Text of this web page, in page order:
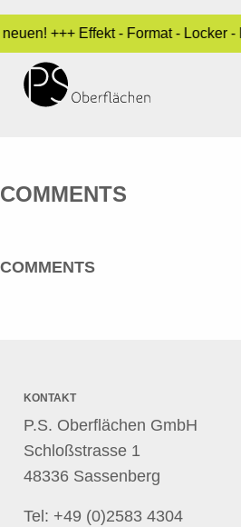
+++ Effekt - Format -
PARAGON AG
admin•20. Mai 2016
COMMENTS
COMMENTS
KONTAKT
P.S. Oberflächen GmbH
Schloßstrasse 1
48336 Sassenberg
Tel: +49 (0)2583 4304